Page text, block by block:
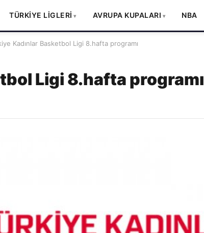
TÜRKİYE LİGLERİ AVRUPA KUPALARI NBA
Kadınlar Basketbol Ligi 8.hafta programı
Ligi 8.hafta programı